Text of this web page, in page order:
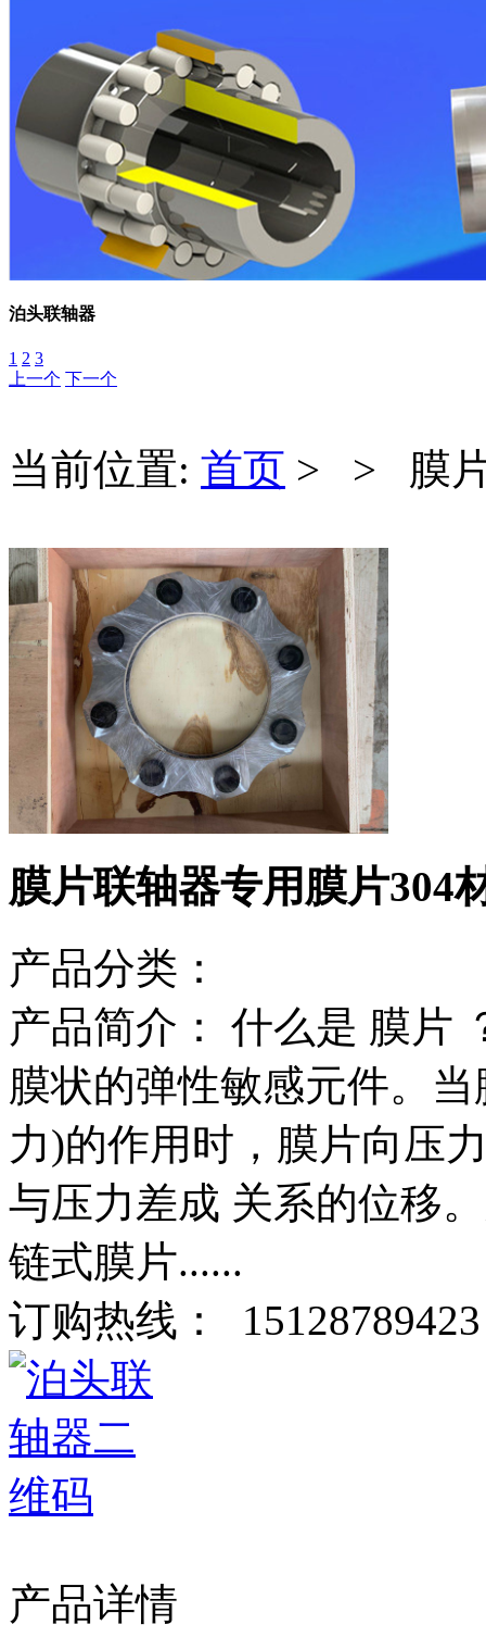
泊头联轴器
1 2 3
上一个 下一个
当前位置: 首页 > > 膜片
膜片联轴器专用膜片304
产品分类：
产品简介：
什么是 膜片
膜状的弹性敏感元件。
力)的作用时，膜片向压
与压力差成 关系的位移
链式膜片......
订购热线：
15128789423
产品详情